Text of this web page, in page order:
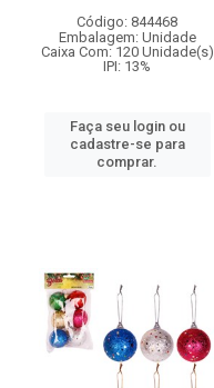
Código: 844468
Embalagem: Unidade
Caixa Com: 120 Unidade(s)
IPI: 13%
Faça seu login ou
cadastre-se para
comprar.